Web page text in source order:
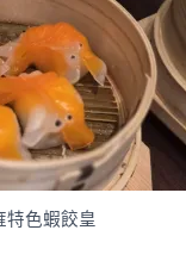
特色蝦餃皇